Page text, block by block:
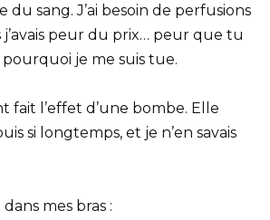
du sang. J’ai besoin de perfusions
j’avais peur du prix… peur que tu
pourquoi je me suis tue.
fait l’effet d’une bombe. Elle
si longtemps, et je n’en savais
mes bras :